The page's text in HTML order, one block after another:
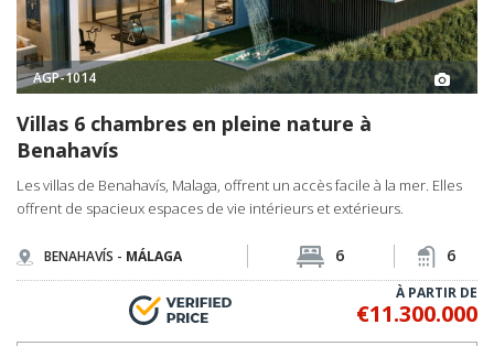
AGP-1014
Villas 6 chambres en pleine nature à
Benahavís
Les villas de Benahavís, Malaga, offrent un accès facile à la mer. Elles
offrent de spacieux espaces de vie intérieurs et extérieurs.
BENAHAVÍS - MÁLAGA 6 6
À PARTIR DE
€11.300.000